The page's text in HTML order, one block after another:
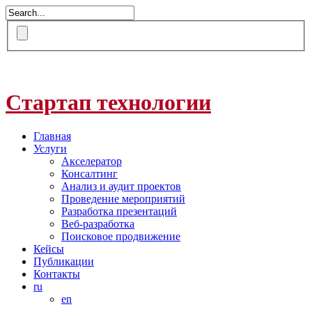
Стартап технологии
Главная
Услуги
Акселератор
Консалтинг
Анализ и аудит проектов
Проведение мероприятий
Разработка презентаций
Веб-разработка
Поисковое продвижение
Кейсы
Публикации
Контакты
ru
en